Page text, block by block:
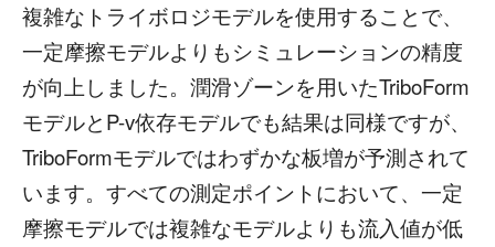
複雑なトライボロジモデルを使用することで、
一定摩擦モデルよりもシミュレーションの精度
が向上しました。潤滑ゾーンを用いたTriboForm
モデルとP-v依存モデルでも結果は同様ですが、
TriboFormモデルではわずかな板増が予測されて
います。すべての測定ポイントにおいて、一定
摩擦モデルでは複雑なモデルよりも流入値が低